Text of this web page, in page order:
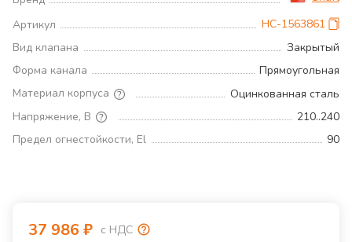
Артикул
НС-1563861
Вид клапана
Закрытый
Форма канала
Прямоугольная
Материал корпуса
Оцинкованная сталь
Напряжение, В
210..240
Предел огнестойкости, El
90
37 986 ₽ с НДС